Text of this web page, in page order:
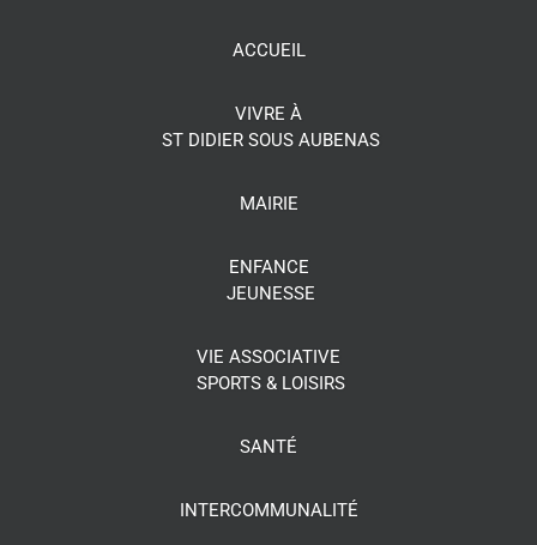
ACCUEIL
VIVRE À
ST DIDIER SOUS AUBENAS
MAIRIE
ENFANCE
JEUNESSE
VIE ASSOCIATIVE
SPORTS & LOISIRS
SANTÉ
INTERCOMMUNALITÉ